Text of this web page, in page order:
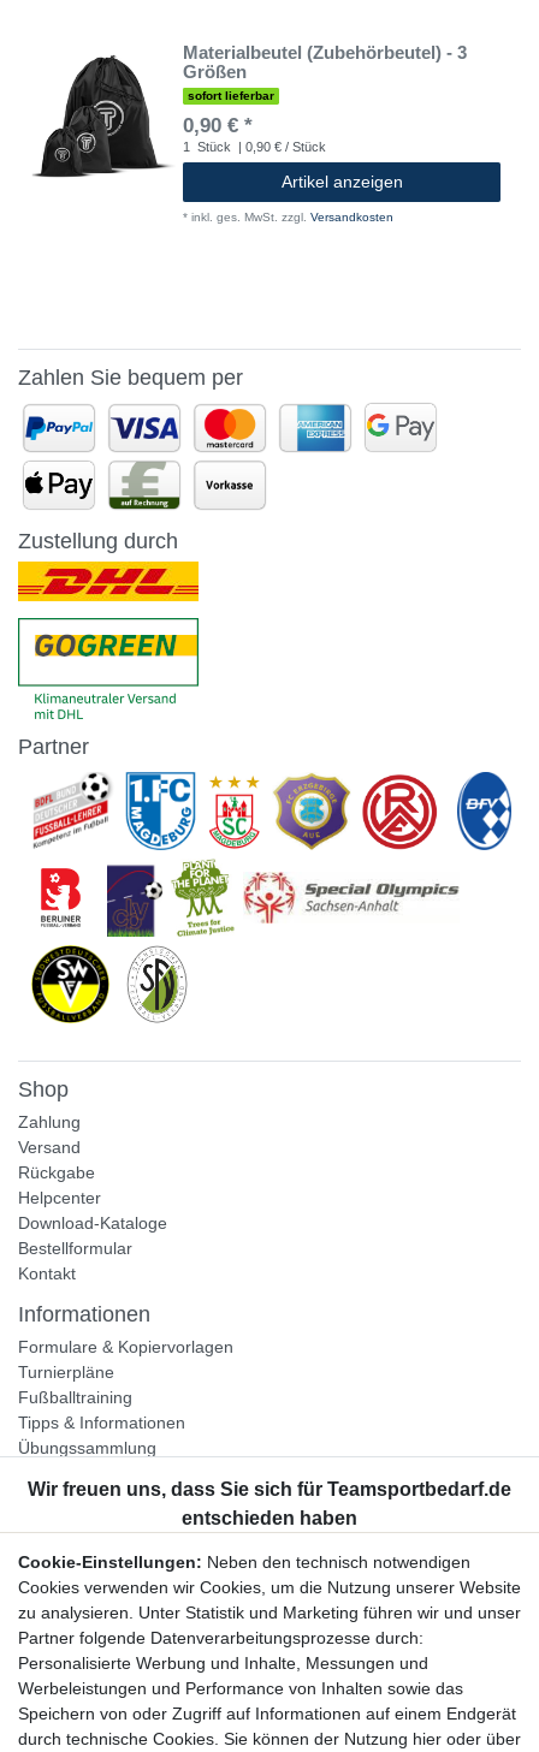
Materialbeutel (Zubehörbeutel) - 3
Größen
sofort lieferbar
0,90 € *
1 Stück | 0,90 € / Stück
Artikel anzeigen
* inkl. ges. MwSt. zzgl. Versandkosten
Zahlen Sie bequem per
Zustellung durch
Partner
Shop
Zahlung
Versand
Rückgabe
Helpcenter
Download-Kataloge
Bestellformular
Kontakt
Informationen
Formulare & Kopiervorlagen
Turnierpläne
Fußballtraining
Tipps & Informationen
Übungssammlung
Unternehmen
Widerrufsrecht
Bestellung widerrufen
Datenschutzerklärung
AGB
Impressum
Cookie-Einstellungen: Neben den technisch notwendigen
Cookies verwenden wir Cookies, um die Nutzung unserer Website
zu analysieren. Unter Statistik und Marketing führen wir und unser
Partner folgende Datenverarbeitungsprozesse durch:
Personalisierte Werbung und Inhalte, Messungen und
Werbeleistungen und Performance von Inhalten sowie das
Speichern von oder Zugriff auf Informationen auf einem Endgerät
durch technische Cookies. Sie können der Nutzung hier oder über